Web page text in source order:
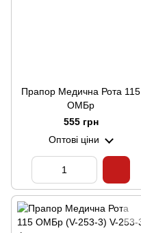
Прапор Медична Рота 115
ОМБр
555 грн
Оптові ціни